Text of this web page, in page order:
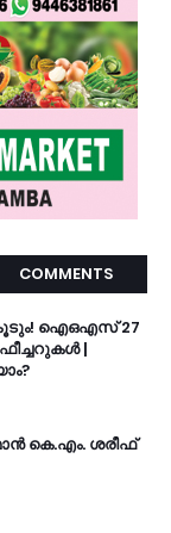
COMMENTS
ഐഒഎസ് 27
|
കെ.എം. ശരീഫ്​